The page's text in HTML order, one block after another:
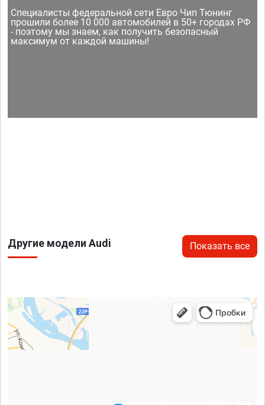
Специалисты федеральной сети Евро Чип Тюнинг
прошили более 10 000 автомобилей в 50+ городах РФ
- поэтому мы знаем, как получить безопасный
максимум от каждой машины!
Другие модели Audi Показать все